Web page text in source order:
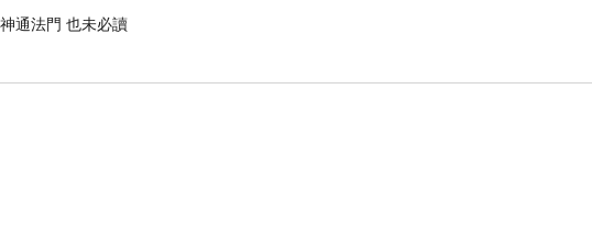
通法門 也未必讀